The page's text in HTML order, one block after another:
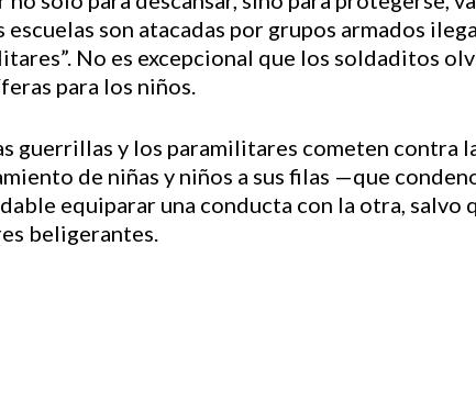
son atacadas por grupos armados
No es excepcional que los soldaditos
para los niños.
guerrillas y los paramilitares cometen contra
de niñas y niños a sus filas —que
equiparar una conducta con la otra, salvo
beligerantes.